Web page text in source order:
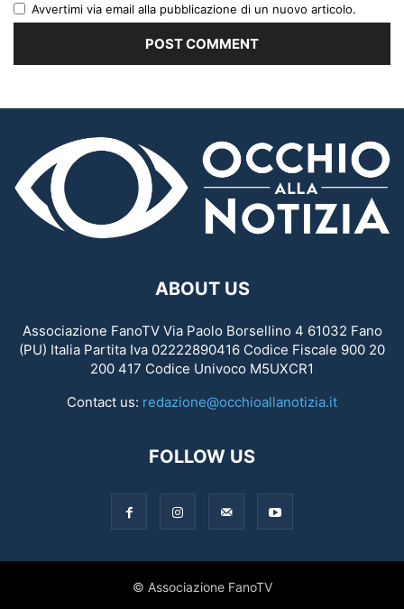
Avvertimi via email alla pubblicazione di un nuovo articolo.
ABOUT US
Associazione FanoTV Via Paolo Borsellino 4 61032 Fano
(PU) Italia Partita Iva 02222890416 Codice Fiscale 900 20
200 417 Codice Univoco M5UXCR1
Contact us: redazione@occhioallanotizia.it
FOLLOW US
© Associazione FanoTV